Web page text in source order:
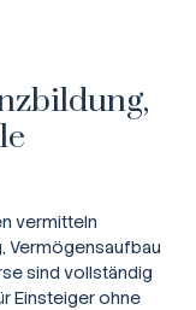
vermitteln
Vermögensaufbau
sind vollständig
Einsteiger ohne